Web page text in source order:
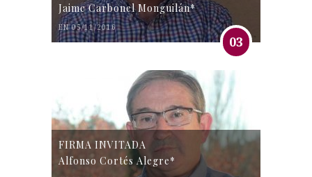
Jaime Carbonel Monguilán*
EN 05/11/2016
03
FIRMA INVITADA
Alfonso Cortés Alegre*